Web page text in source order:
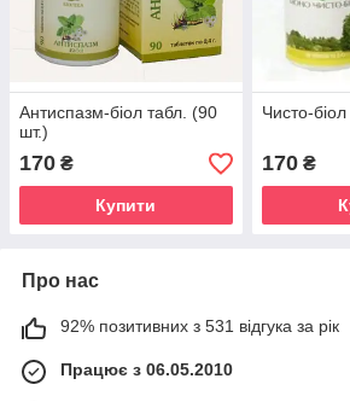
Антиспазм-біол табл. (90
шт.)
170 ₴
Купити
Чисто-
170₴
Про нас
92% позитивних з 531 відгука за рік
Працює з 06.05.2010